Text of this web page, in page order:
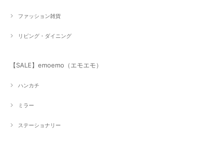
ファッション雑貨
リビング・ダイニング
【SALE】emoemo（エモエモ）
ハンカチ
ミラー
ステーショナリー